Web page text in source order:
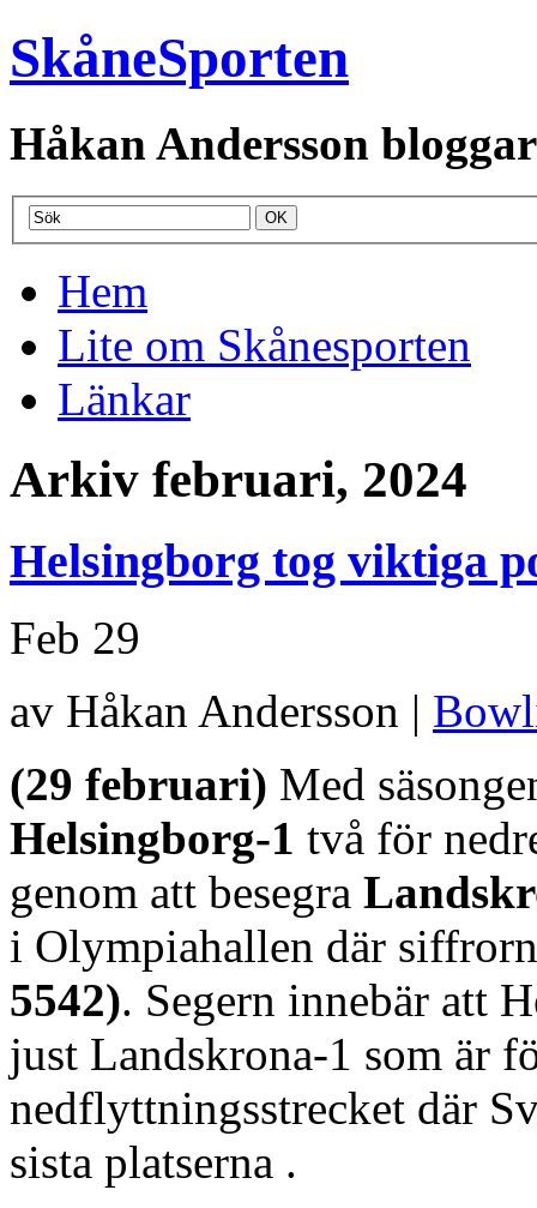
SkåneSporten
Håkan Andersson
Hem
Lite om Skånesporten
Länkar
Arkiv februari, 2024
Helsingborg tog viktiga
Feb 29
av Håkan Andersson |
(29 februari) Med
Helsingborg-1 två för
genom att besegra
i Olympiahallen där
5542). Segern innebär att
just Landskrona-1 som är
nedflyttningsstrecket där
sista platserna .